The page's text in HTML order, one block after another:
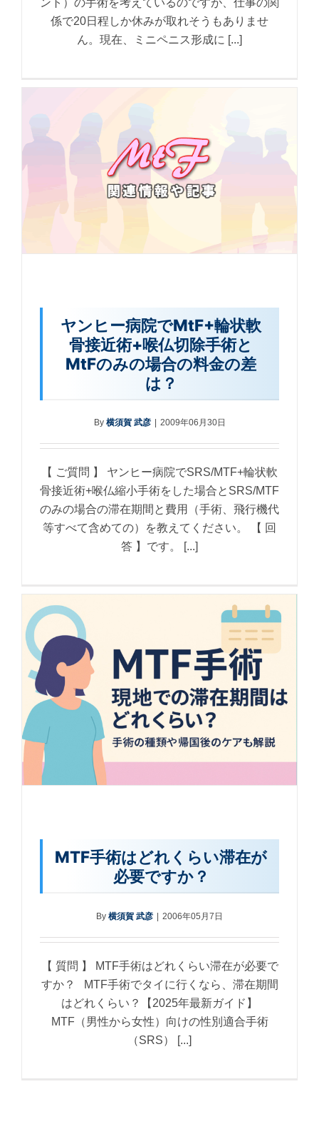
ント）の手術を考えているのですが、仕事の関
係で20日程しか休みが取れそうもありませ
ん。現在、ミニペニス形成に [...]
ヤンヒー病院でMtF+輪状軟
骨接近術+喉仏切除手術と
MtFのみの場合の料金の差
は？
By 横須賀 武彦 2009年06月30日
【 ご質問 】 ヤンヒー病院でSRS/MTF+輪状軟
骨接近術+喉仏縮小手術をした場合とSRS/MTF
のみの場合の滞在期間と費用（手術、飛行機代
等すべて含めての）を教えてください。 【 回
答 】です。 [...]
MTF手術はどれくらい滞在が
必要ですか？
By 横須賀 武彦 | 2006年05月7日
【 質問 】 MTF手術はどれくらい滞在が必要で
すか？ MTF手術でタイに行くなら、滞在期間
はどれくらい？【2025年最新ガイド】
MTF（男性から女性）向けの性別適合手術
（SRS） [...]